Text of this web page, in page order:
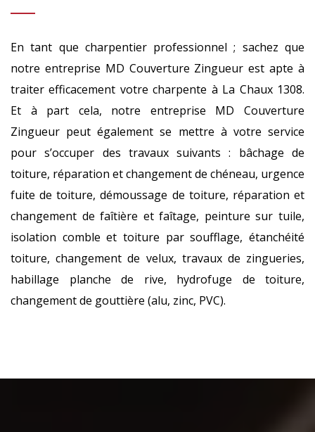
En tant que charpentier professionnel ; sachez que
notre entreprise MD Couverture Zingueur est apte à
traiter efficacement votre charpente à La Chaux 1308.
Et à part cela, notre entreprise MD Couverture
Zingueur peut également se mettre à votre service
pour s’occuper des travaux suivants : bâchage de
toiture, réparation et changement de chéneau, urgence
fuite de toiture, démoussage de toiture, réparation et
changement de faîtière et faîtage, peinture sur tuile,
isolation comble et toiture par soufflage, étanchéité
toiture, changement de velux, travaux de zingueries,
habillage planche de rive, hydrofuge de toiture,
changement de gouttière (alu, zinc, PVC).